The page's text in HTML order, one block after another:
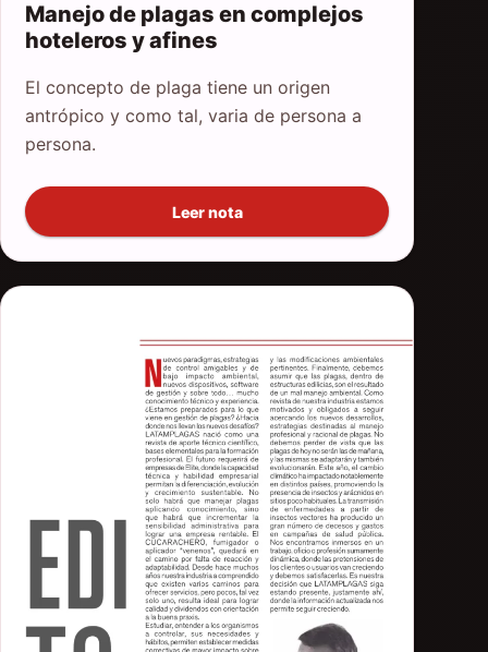
Manejo de plagas en complejos
hoteleros y afines
El concepto de plaga tiene un origen
antrópico y como tal, varia de persona a
persona.
Leer nota